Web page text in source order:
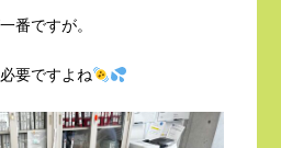
番ですが。
要ですよね